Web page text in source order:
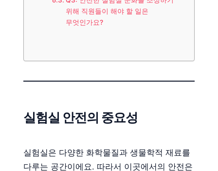
위해 직원들이 해야 할 일은
무엇인가요?
실험실 안전의 중요성
실험실은 다양한 화학물질과 생물학적 재료를
다루는 공간이에요. 따라서 이곳에서의 안전은